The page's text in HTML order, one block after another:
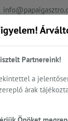
REFERENCIÁK
Sütés -
otthonra, vagy
Partnereink!
a
árak